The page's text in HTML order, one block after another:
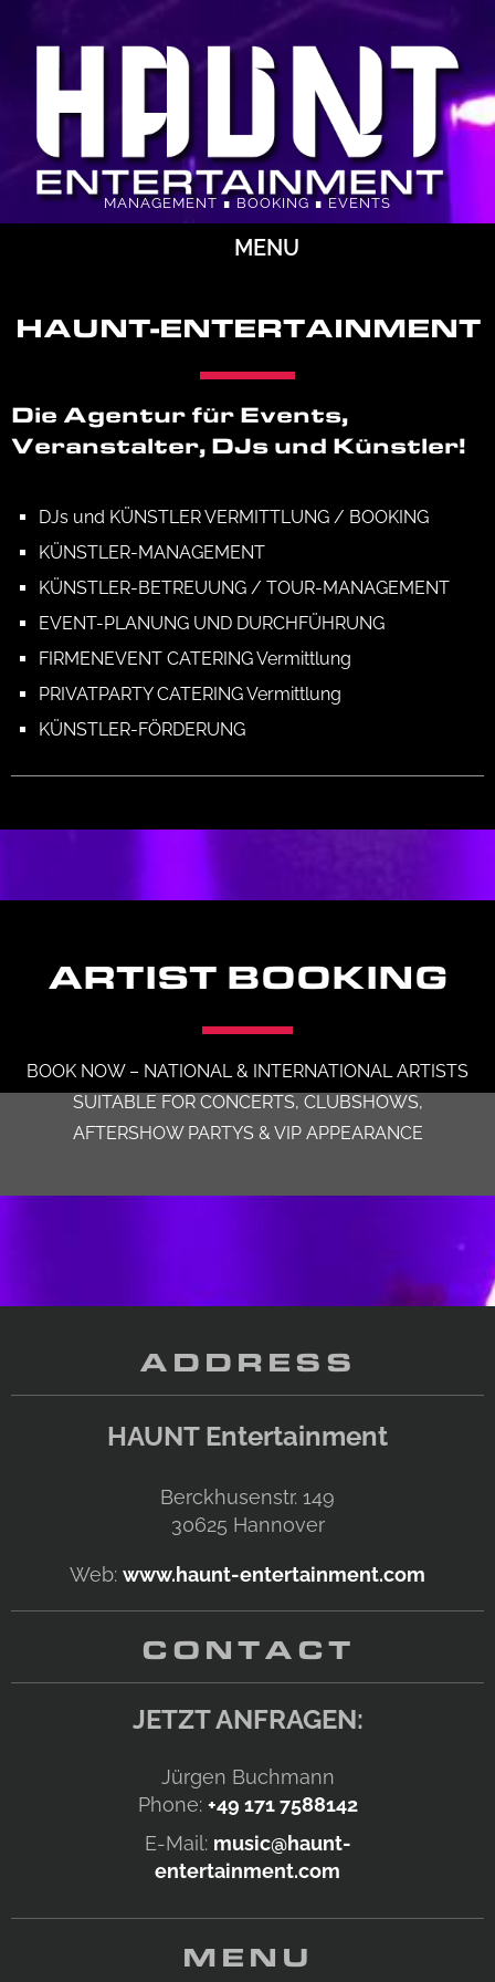
MENU
MANAGEMENT ∎ BOOKING ∎ EVENTS
HAUNT-ENTERTAINMENT
Die Agentur für Events,
Veranstalter, DJs und Künstler!
DJs und KÜNSTLER VERMITTLUNG / BOOKING
KÜNSTLER-MANAGEMENT
KÜNSTLER-BETREUUNG / TOUR-MANAGEMENT
EVENT-PLANUNG UND DURCHFÜHRUNG
FIRMENEVENT CATERING Vermittlung
PRIVATPARTY CATERING Vermittlung
KÜNSTLER-FÖRDERUNG
ARTIST BOOKING
BOOK NOW – NATIONAL & INTERNATIONAL ARTISTS
SUITABLE FOR CONCERTS, CLUBSHOWS,
AFTERSHOW PARTYS & VIP APPEARANCE
ADDRESS
HAUNT Entertainment
Berckhusenstr. 149
30625 Hannover
Web: www.haunt-entertainment.com
CONTACT
JETZT ANFRAGEN:
Jürgen Buchmann
Phone: +49 171 7588142
E-Mail: music@haunt-
entertainment.com
MENU